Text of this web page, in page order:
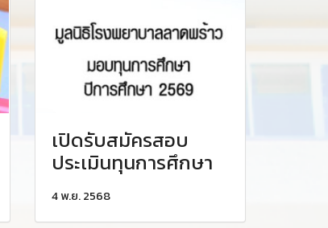
เปิดรับสมัครสอบ
ประเมินทุนการศึกษา
4 พ.ย. 2568